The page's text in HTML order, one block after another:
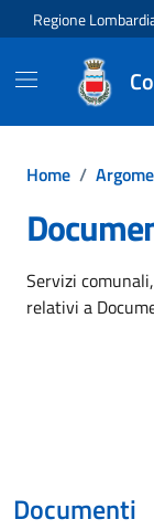
Vai ai contenuti
Vai al footer
Regione
Home /
Servizi
relativi a
Documenti